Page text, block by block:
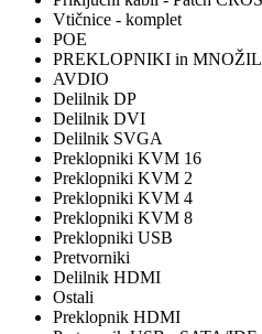
Vtičnice - komplet
POE
PREKLOPNIKI in
AVDIO
Delilnik DP
Delilnik DVI
Delilnik SVGA
Preklopniki KVM 16
Preklopniki KVM 2
Preklopniki KVM 4
Preklopniki KVM 8
Preklopniki USB
Pretvorniki
Delilnik HDMI
Ostali
Preklopnik HDMI